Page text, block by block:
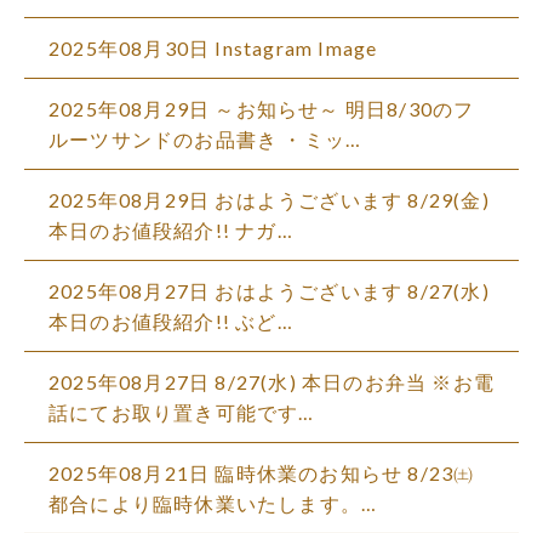
2025年08月30日 Instagram Image
2025年08月29日 ～お知らせ～ 明日8/30のフ
ルーツサンドのお品書き ・ミッ…
2025年08月29日 おはようございます 8/29(金)
本日のお値段紹介!! ナガ…
2025年08月27日 おはようございます 8/27(水)
本日のお値段紹介!! ぶど…
2025年08月27日 8/27(水) 本日のお弁当 ※お電
話にてお取り置き可能です…
2025年08月21日 臨時休業のお知らせ 8/23㈯
都合により臨時休業いたします。…